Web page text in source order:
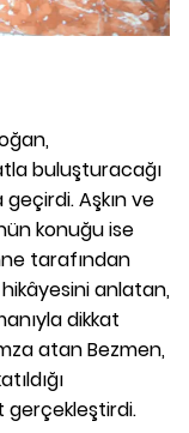
buluşturacağı
Aşkın ve
konuğu ise
tarafından
anlatan,
dikkat
atan Bezmen,
gerçekleştirdi.